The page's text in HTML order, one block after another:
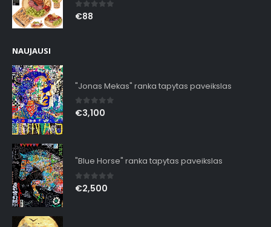
0out of 5
€88
NAUJAUSI
"Jonas Mekas" ranka tapytas paveikslas
0out of 5
€3,100
"Blue Horse" ranka tapytas paveikslas
0out of 5
€2,500